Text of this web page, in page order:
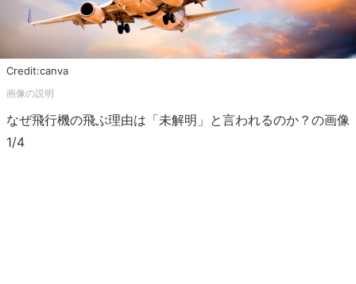
Credit:canva
なぜ飛行機の飛ぶ理由は「未解明」と言われるのか？の画像
1/4